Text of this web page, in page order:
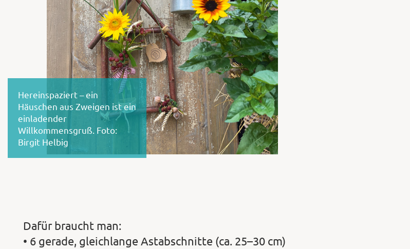
Hereinspaziert – ein
Häuschen aus Zweigen ist ein
einladender
Willkommensgruß. Foto:
Birgit Helbig
Dafür braucht man:
• 6 gerade, gleichlange Astabschnitte (ca. 25–30 cm)